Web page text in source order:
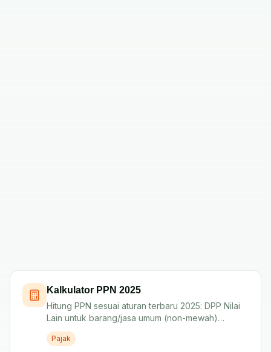
Kalkulator PPN 2025
Hitung PPN sesuai aturan terbaru 2025: DPP Nilai
Lain untuk barang/jasa umum (non-mewah)
dengan tarif efektif 11%.
Pajak